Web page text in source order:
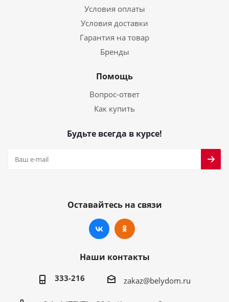
Условия оплаты
Условия доставки
Гарантия на товар
Бренды
Помощь
Вопрос-ответ
Как купить
Будьте всегда в курсе!
Оставайтесь на связи
Наши контакты
333-216 zakaz@belydom.ru